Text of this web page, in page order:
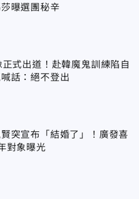
曝選團秘辛
式出道！赴韓魔鬼訓練陷自
話：絕不登出
突宣布「結婚了」！廣發喜
對象曝光